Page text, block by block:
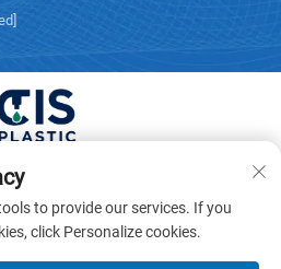
HOANG TRADING
rettigheder forbeholdes. -
to provide our services. If you
click Personalize cookies.